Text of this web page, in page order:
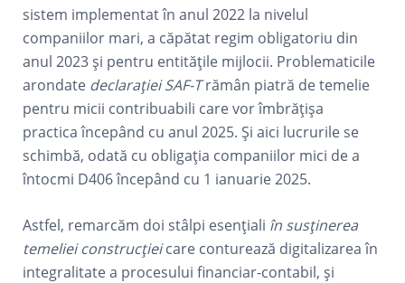
sistem implementat în anul 2022 la nivelul
companiilor mari, a căpătat regim obligatoriu din
anul 2023 și pentru entitățile mijlocii. Problematicile
arondate declarației SAF-Trămân piatră de temelie
pentru micii contribuabili care vor îmbrățișa
practica începând cu anul 2025. Și aici lucrurile se
schimbă, odată cu obligația companiilor mici de a
întocmi D406 începând cu 1 ianuarie 2025.
Astfel, remarcăm doi stâlpi esențiali în susținerea
temeliei construcțieicare conturează digitalizarea în
integralitate a procesului financiar-contabil, și